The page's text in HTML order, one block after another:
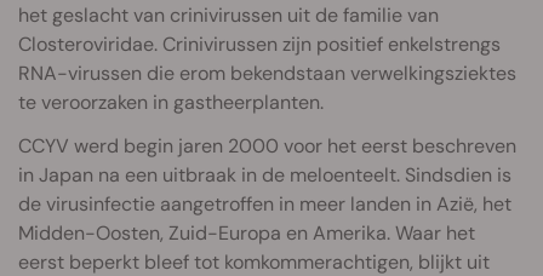
het geslacht van crinivirussen uit de familie van
Closteroviridae. Crinivirussen zijn positief enkelstrengs
RNA-virussen die erom bekendstaan verwelkingsziektes
te veroorzaken in gastheerplanten.
CCYV werd begin jaren 2000 voor het eerst beschreven
in Japan na een uitbraak in de meloenteelt. Sindsdien is
de virusinfectie aangetroffen in meer landen in Azië, het
Midden-Oosten, Zuid-Europa en Amerika. Waar het
eerst beperkt bleef tot komkommerachtigen, blijkt uit